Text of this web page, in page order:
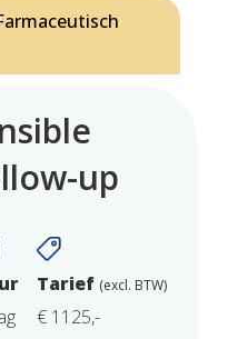
up
Tarief (excl. BTW)
€ 1125,-